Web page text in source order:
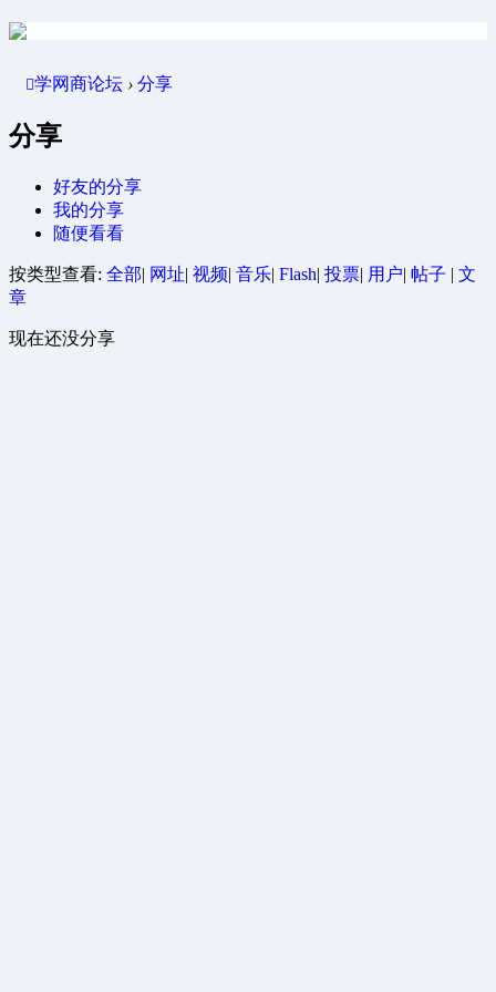
学网商论坛 › 分享
分享
好友的分享
我的分享
随便看看
按类型查看: 全部| 网址| 视频| 音乐| Flash| 投票| 用户| 帖子 | 文
章
现在还没分享